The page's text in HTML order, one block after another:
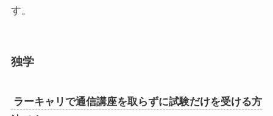
す。
独学
ラーキャリで通信講座を取らずに試験だけを受ける方